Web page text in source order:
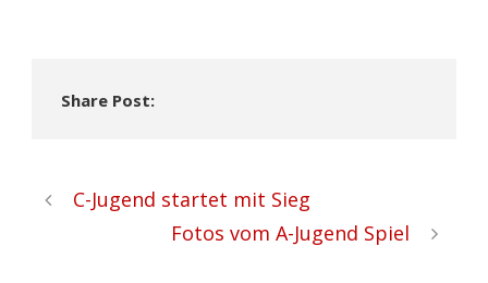
Share Post:
C-Jugend startet mit Sieg
Fotos vom A-Jugend Spiel